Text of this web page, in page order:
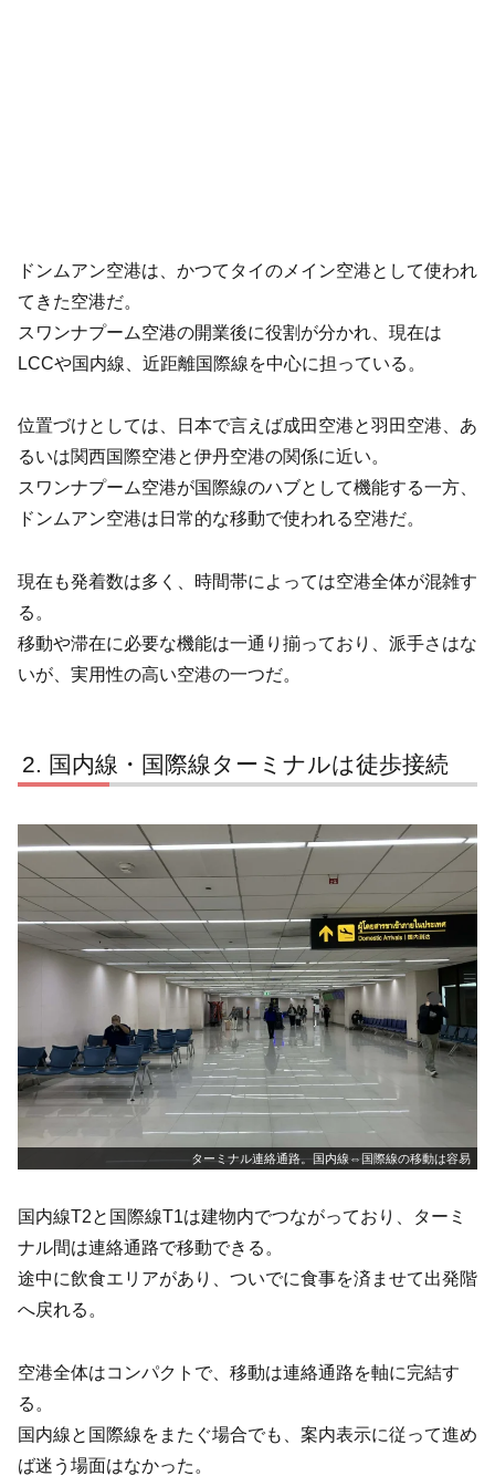
ドンムアン空港は、かつてタイのメイン空港として使われ
てきた空港だ。
スワンナプーム空港の開業後に役割が分かれ、現在は
LCCや国内線、近距離国際線を中心に担っている。
位置づけとしては、日本で言えば成田空港と羽田空港、あ
るいは関西国際空港と伊丹空港の関係に近い。
スワンナプーム空港が国際線のハブとして機能する一方、
ドンムアン空港は日常的な移動で使われる空港だ。
現在も発着数は多く、時間帯によっては空港全体が混雑す
る。
移動や滞在に必要な機能は一通り揃っており、派手さはな
いが、実用性の高い空港の一つだ。
国内線・国際線ターミナルは徒歩接続
ターミナル連絡通路。国内線⇔国際線の移動は容易
国内線T2と国際線T1は建物内でつながっており、ターミ
ナル間は連絡通路で移動できる。
途中に飲食エリアがあり、ついでに食事を済ませて出発階
へ戻れる。
空港全体はコンパクトで、移動は連絡通路を軸に完結す
る。
国内線と国際線をまたぐ場合でも、案内表示に従って進め
ば迷う場面はなかった。